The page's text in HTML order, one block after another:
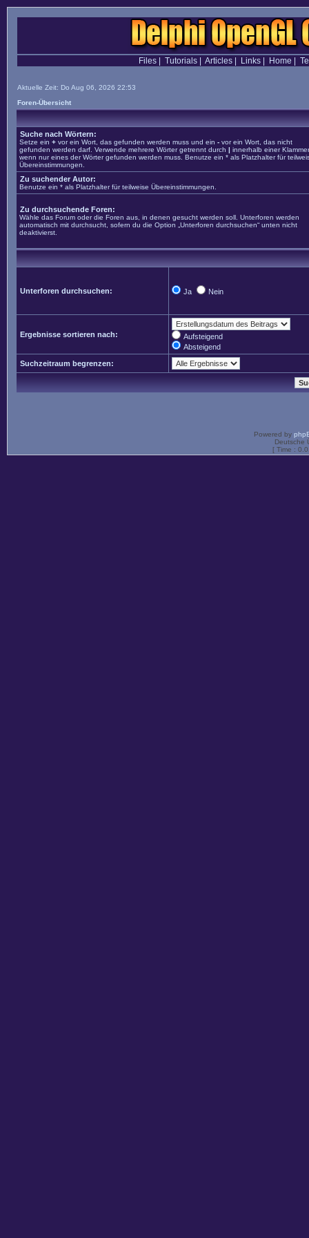
Files| Tutorials| Articles| Links| Home
Aktuelle Zeit: Do Aug 06, 2026 22:53
Foren-Übersicht
Suche nach Wörtern:
Setze ein + vor ein Wort, das gefunden werden muss und ein - vor ein Wort, das nicht
gefunden werden darf. Verwende mehrere Wörter getrennt durch | innerhalb einer
wenn nur eines der Wörter gefunden werden muss. Benutze ein * als Platzhalter für
Übereinstimmungen.
Zu suchender Autor:
Benutze ein * als Platzhalter für teilweise Übereinstimmungen.
Zu durchsuchende Foren:
Wähle das Forum oder die Foren aus, in denen gesucht werden soll. Unterforen werden
automatisch mit durchsucht, sofern du die Option „Unterforen durchsuchen“ unten nicht
deaktivierst.
Unterforen durchsuchen: Ja Nein
Ergebnisse sortieren nach:
Aufsteigend
Absteigend
Suchzeitraum begrenzen:
Powered by
Deutsche
[ Time :